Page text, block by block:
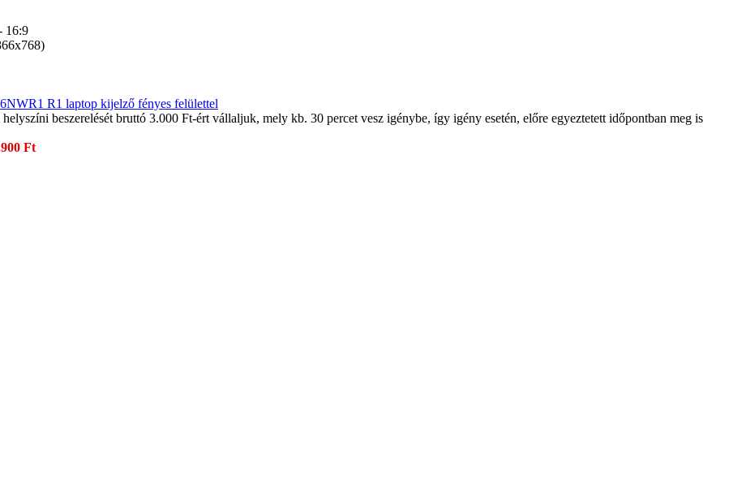
16:9
R1 laptop kijelző fényes felülettel
beszerelését bruttó 3.000 Ft-ért vállaljuk, mely kb. 30 percet vesz igénybe, így igény esetén, előre egyeztetett időpontban meg is
Ft